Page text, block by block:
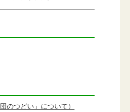
のつどい」について）